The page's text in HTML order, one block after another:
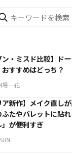
・ミスド比較】ド
すすめはどっち？
場一花
ア新作】メイク直し
たやパレットに貼
が便利すぎ